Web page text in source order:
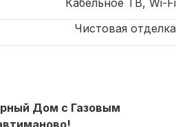
Чистовая отделка
Дом с Газовым